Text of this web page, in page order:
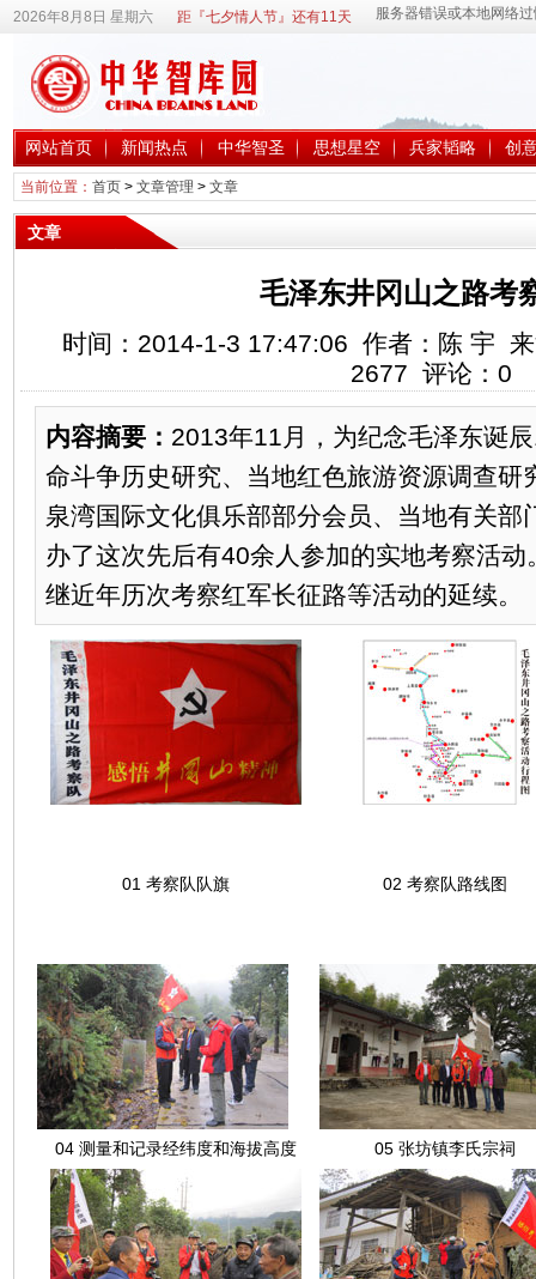
2026年8月8日 星期六 距『七夕情人节』还有11天
网站首页 新闻热点 中华智圣 思想星空 兵家韬略 创
当前位置： 首页> 文章管理 > 文章
文章
毛泽东井冈山之路考
时间：2014-1-3 17:47:06 作者：陈 宇
2677 评论： 0
内容摘要： 2013年11月，为纪念毛泽东诞
命斗争历史研究、当地红色旅游资源调查研
泉湾国际文化俱乐部部分会员、当地有关部
办了这次先后有40余人参加的实地考察活
继近年历次考察红军长征路等活动的延续。
01 考察队队旗 02 考察队路线图
04 测量和记录经纬度和海拔高度 05 张坊镇李氏宗祠